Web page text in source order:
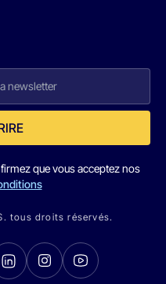
que vous acceptez nos
tous droits réservés.